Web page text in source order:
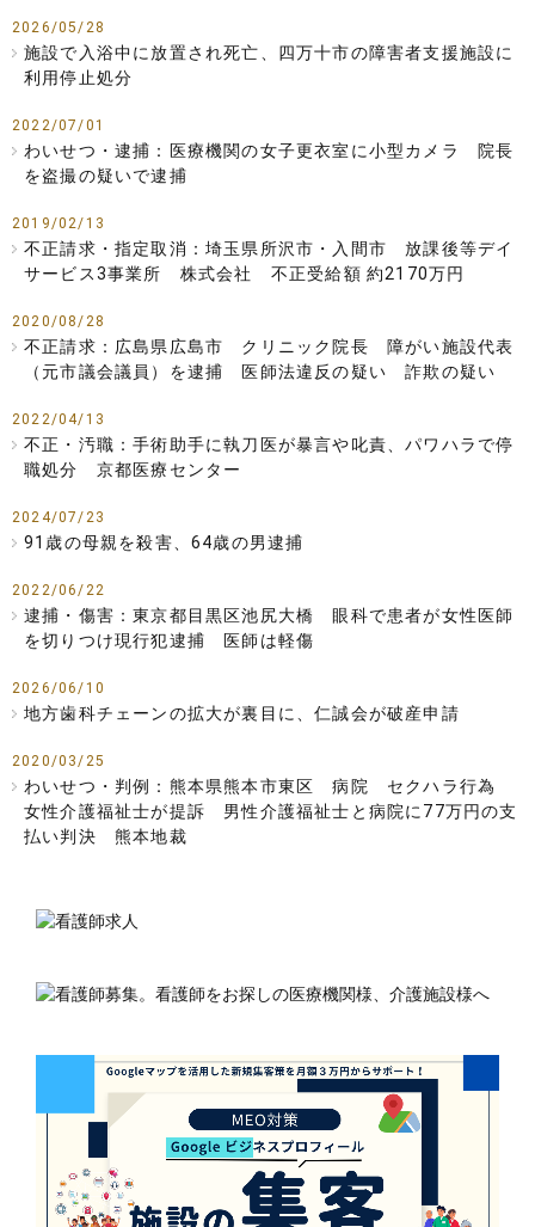
2026/05/28
施設で入浴中に放置され死亡、四万十市の障害者支援施設に
利用停止処分
2022/07/01
わいせつ・逮捕：医療機関の女子更衣室に小型カメラ 院長
を盗撮の疑いで逮捕
2019/02/13
不正請求・指定取消：埼玉県所沢市・入間市 放課後等デイ
サービス3事業所 株式会社 不正受給額 約2170万円
2020/08/28
不正請求：広島県広島市 クリニック院長 障がい施設代表
（元市議会議員）を逮捕 医師法違反の疑い 詐欺の疑い
2022/04/13
不正・汚職：手術助手に執刀医が暴言や叱責、パワハラで停
職処分 京都医療センター
2024/07/23
91歳の母親を殺害、64歳の男逮捕
2022/06/22
逮捕・傷害：東京都目黒区池尻大橋 眼科で患者が女性医師
を切りつけ現行犯逮捕 医師は軽傷
2026/06/10
地方歯科チェーンの拡大が裏目に、仁誠会が破産申請
2020/03/25
わいせつ・判例：熊本県熊本市東区 病院 セクハラ行為
女性介護福祉士が提訴 男性介護福祉士と病院に77万円の支
払い判決 熊本地裁